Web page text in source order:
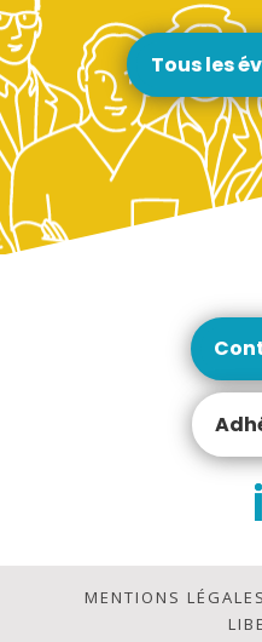
Tous les
MENTIONS LÉGALES